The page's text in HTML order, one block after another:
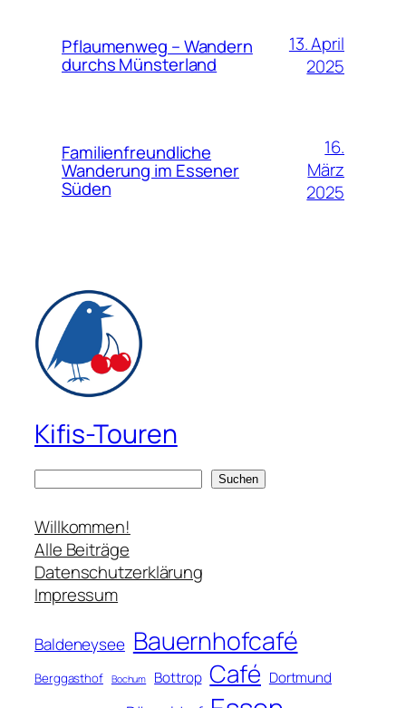
Pflaumenweg – Wandern
durchs Münsterland
13. April
2025
Familienfreundliche
Wanderung im Essener
Süden
16.
März
2025
Kifis-Touren
c
h
e
n
Suchen
Willkommen!
Alle Beiträge
Datenschutzerklärung
Impressum
Baldeneysee Bauernhofcafé
Berggasthof Bochum Bottrop Café Dortmund